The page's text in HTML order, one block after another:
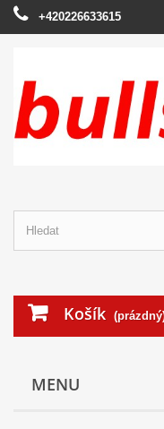
+420226633615
Košík
MENU